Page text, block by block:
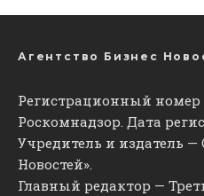
Агентство Бизнес
Регистрационный
Роскомнадзор. Дата
Учредитель и издатель —
Новостей».
Главный редактор —